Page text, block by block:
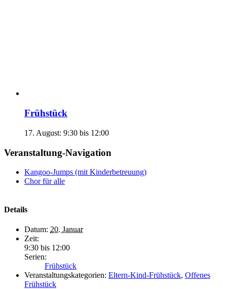
Frühstück
17. August: 9:30 bis 12:00
Veranstaltung-Navigation
Kangoo-Jumps (mit Kinderbetreuung)
Chor für alle
Details
Datum: 20. Januar
Zeit:
9:30 bis 12:00
Serien:
Frühstück
Veranstaltungskategorien: Eltern-Kind-Frühstück, Offenes
Frühstück